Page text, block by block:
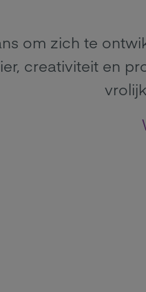
om zich te
creativiteit en